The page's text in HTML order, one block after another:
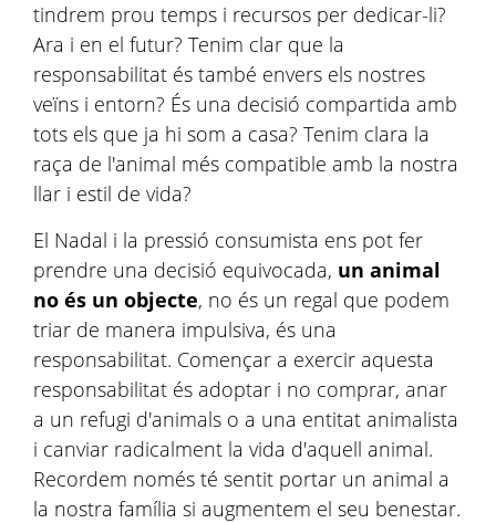
tindrem prou temps i recursos per dedicar-li?
Ara i en el futur? Tenim clar que la
responsabilitat és també envers els nostres
veïns i entorn? És una decisió compartida amb
tots els que ja hi som a casa? Tenim clara la
raça de l'animal més compatible amb la nostra
llar i estil de vida?
El Nadal i la pressió consumista ens pot fer
prendre una decisió equivocada, un animal
no és un objecte, no és un regal que podem
triar de manera impulsiva, és una
responsabilitat. Començar a exercir aquesta
responsabilitat és adoptar i no comprar, anar
a un refugi d'animals o a una entitat animalista
i canviar radicalment la vida d'aquell animal.
Recordem només té sentit portar un animal a
la nostra família si augmentem el seu benestar.